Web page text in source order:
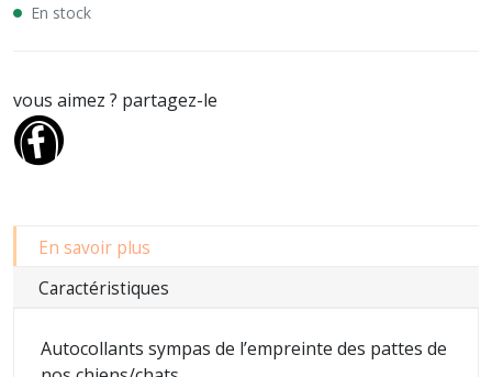
En stock
vous aimez ? partagez-le
En savoir plus
Caractéristiques
Autocollants sympas de l’empreinte des pattes de